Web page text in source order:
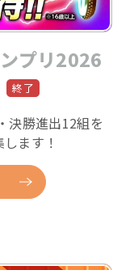
プリ2026
決勝進出12組を
ます！